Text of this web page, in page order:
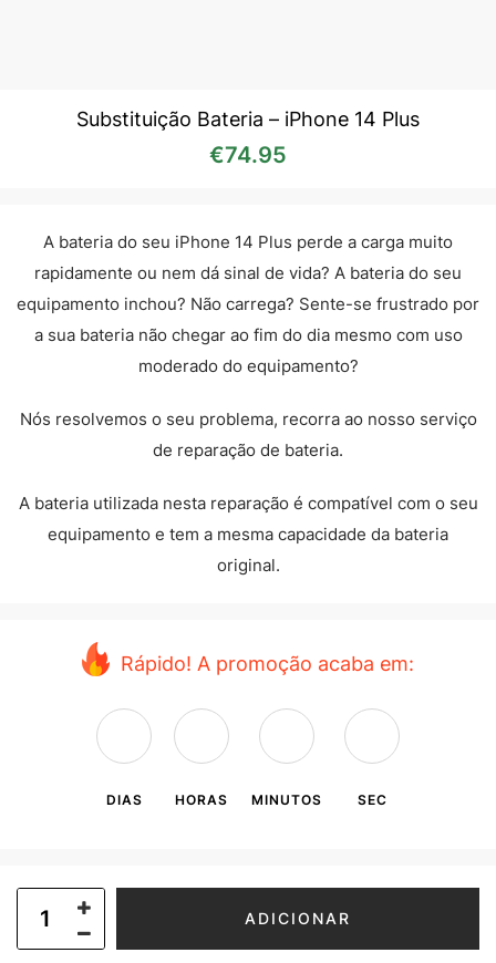
Substituição Bateria – iPhone 14 Plus
€74.95
A bateria do seu iPhone 14 Plus perde a carga muito
rapidamente ou nem dá sinal de vida? A bateria do seu
equipamento inchou? Não carrega? Sente-se frustrado por
a sua bateria não chegar ao fim do dia mesmo com uso
moderado do equipamento?
Nós resolvemos o seu problema, recorra ao nosso serviço
de reparação de bateria.
A bateria utilizada nesta reparação é compatível com o seu
equipamento e tem a mesma capacidade da bateria
original.
Rápido! A promoção acaba em:
DIAS HORAS MINUTOS SEC
ADICIONAR